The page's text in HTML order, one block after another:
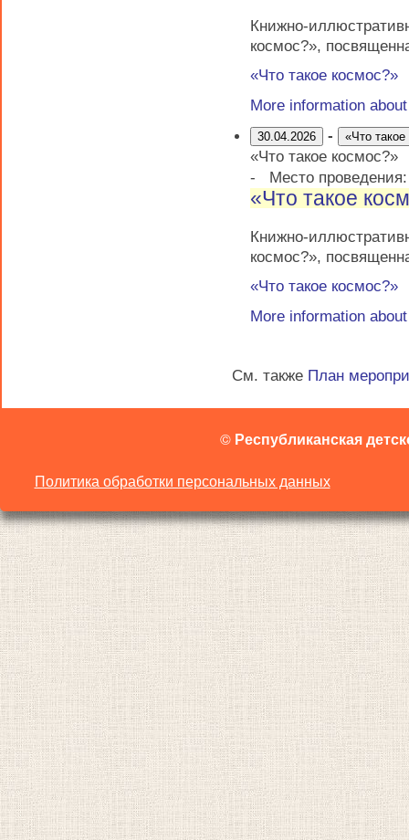
Книжно-
космос?»,
«Что такое космос?»
More information
30.04.2026 - «Что
«Что такое космос?»
-
Место
«Что такое
Книжно-
космос?»,
«Что такое космос?»
More information
См. также План
© Республиканская
Политика обработки персональных данных